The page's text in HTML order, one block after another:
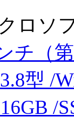
ロソ
チ（
型 /
/